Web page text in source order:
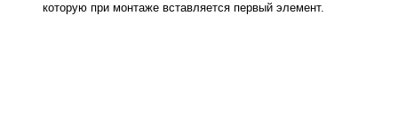
которую при монтаже вставляется первый элемент.